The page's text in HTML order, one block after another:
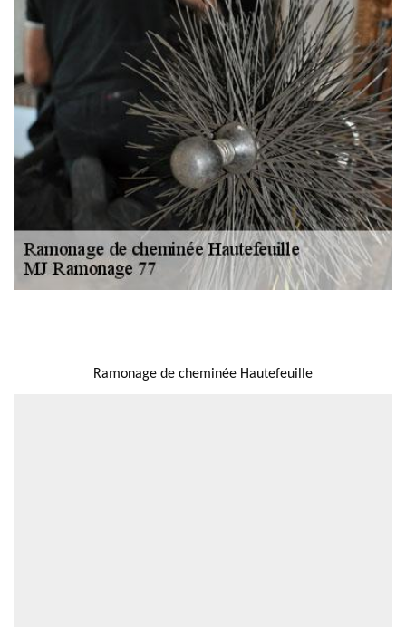
Ramonage de cheminée Hautefeuille